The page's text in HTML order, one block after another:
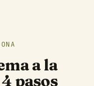
a la
pasos